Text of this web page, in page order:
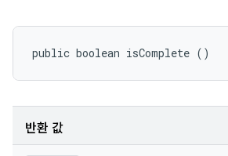
public boolean isComplete ()
반환 값